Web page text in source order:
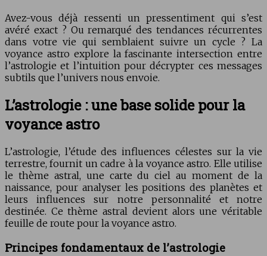
Avez-vous déjà ressenti un pressentiment qui s’est
avéré exact ? Ou remarqué des tendances récurrentes
dans votre vie qui semblaient suivre un cycle ? La
voyance astro explore la fascinante intersection entre
l’astrologie et l’intuition pour décrypter ces messages
subtils que l’univers nous envoie.
L’astrologie : une base solide pour la
voyance astro
L’astrologie, l’étude des influences célestes sur la vie
terrestre, fournit un cadre à la voyance astro. Elle utilise
le thème astral, une carte du ciel au moment de la
naissance, pour analyser les positions des planètes et
leurs influences sur notre personnalité et notre
destinée. Ce thème astral devient alors une véritable
feuille de route pour la voyance astro.
Principes fondamentaux de l’astrologie